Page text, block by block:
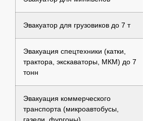
Эвакуатор для грузовиков до 7 т
Эвакуация спецтехники (катки,
трактора, экскаваторы, МКМ) до 7
тонн
Эвакуация коммерческого
транспорта (микроавтобусы,
газели, фургоны)